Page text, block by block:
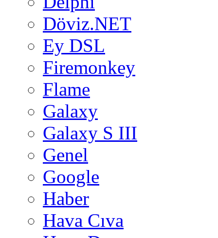
Döviz.NET
Ey DSL
Firemonkey
Flame
Galaxy
Galaxy S III
Genel
Google
Haber
Hava Cıva